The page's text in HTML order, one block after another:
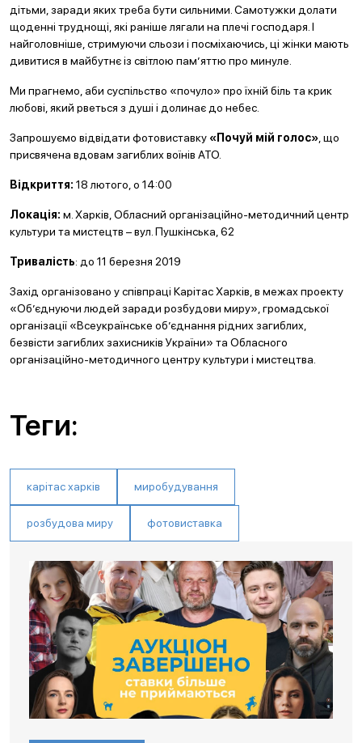
дітьми, заради яких треба бути сильними. Самотужки долати
щоденні труднощі, які раніше лягали на плечі господаря. І
найголовніше, стримуючи сльози і посміхаючись, ці жінки мають
дивитися в майбутнє із світлою пам’яттю про минуле.
Ми прагнемо, аби суспільство «почуло» про їхній біль та крик
любові, який рветься з душі і долинає до небес.
Запрошуємо відвідати фотовиставку «Почуй мій голос» , що
присвячена вдовам загиблих воїнів АТО.
Відкриття: 18 лютого, о 14:00
Локація: м. Харків, Обласний організаційно-методичний центр
культури та мистецтв – вул. Пушкінська, 62
Тривалість: до 11 березня 2019
Захід організовано у співпраці Карітас Харків, в межах проекту
«Об’єднуючи людей заради розбудови миру», громадської
організації «Всеукраїнське об’єднання рідних загиблих,
безвісти загиблих захисників України» та Обласного
організаційно-методичного центру культури і мистецтва.
Теги:
карітас харків миробудування
розбудова миру фотовиставка